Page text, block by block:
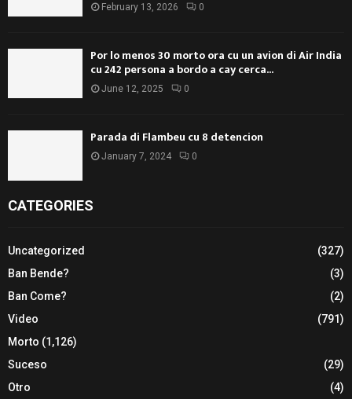
February 13, 2026 0
Por lo menos 30 morto ora cu un avion di Air India
cu 242 persona a bordo a cay cerca...
June 12, 2025 0
Parada di Flambeu cu 8 detencion
January 7, 2024 0
CATEGORIES
Uncategorized
(327)
Ban Bende?
(3)
Ban Come?
(2)
Video
(791)
Morto (1,126)
Suceso
(29)
Otro
(4)